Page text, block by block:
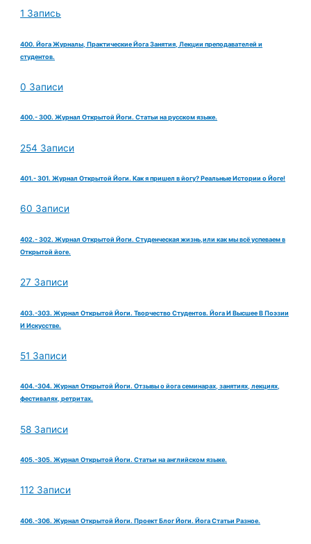
1 Запись
400. Йога Журналы, Практические Йога Занятия, Лекции преподавателей и
студентов.
0 Записи
400.- 300. Журнал Открытой Йоги. Статьи на русском языке.
254 Записи
401.- 301. Журнал Открытой Йоги. Как я пришел в йогу? Реальные Истории о Йоге!
60 Записи
402.- 302. Журнал Открытой Йоги. Студенческая жизнь,или как мы всё успеваем в
Открытой йоге.
27 Записи
403.-303. Журнал Открытой Йоги. Творчество Студентов. Йога И Высшее В Поэзии
И Искусстве.
51 Записи
404.-304. Журнал Открытой Йоги. Отзывы о йога семинарах, занятиях, лекциях,
фестивалях, ретритах.
58 Записи
405.-305. Журнал Открытой Йоги. Статьи на английском языке.
112 Записи
406.-306. Журнал Открытой Йоги. Проект Блог Йоги. Йога Статьи Разное.